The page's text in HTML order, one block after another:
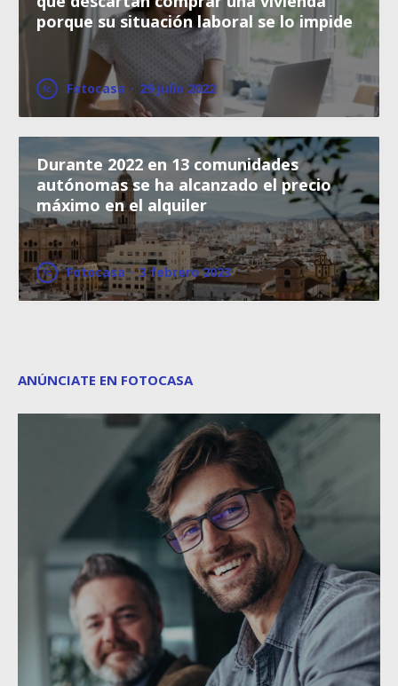
porque su situación laboral se lo impide
Fotocasa · 29 julio 2022
Durante 2022 en 13 comunidades
autónomas se ha alcanzado el precio
máximo en el alquiler
Fotocasa · 3 febrero 2023
ANÚNCIATE EN FOTOCASA